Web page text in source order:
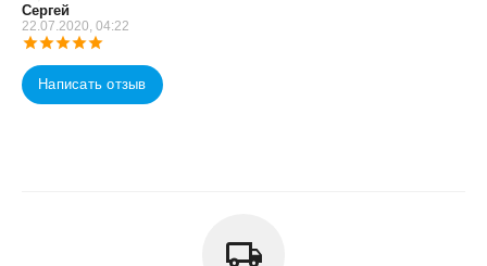
Сергей
22.07.2020, 04:22
Написать отзыв